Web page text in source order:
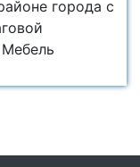
города с